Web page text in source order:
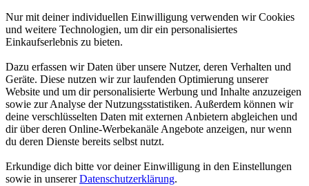
Nur mit deiner individuellen Einwilligung verwenden wir Cookies
und weitere Technologien, um dir ein personalisiertes
Einkaufserlebnis zu bieten.
Dazu erfassen wir Daten über unsere Nutzer, deren Verhalten und
Geräte. Diese nutzen wir zur laufenden Optimierung unserer
Website und um dir personalisierte Werbung und Inhalte anzuzeigen
sowie zur Analyse der Nutzungsstatistiken. Außerdem können wir
deine verschlüsselten Daten mit externen Anbietern abgleichen und
dir über deren Online-Werbekanäle Angebote anzeigen, nur wenn
du deren Dienste bereits selbst nutzt.
Erkundige dich bitte vor deiner Einwilligung in den Einstellungen
sowie in unsererDatenschutzerklärung.